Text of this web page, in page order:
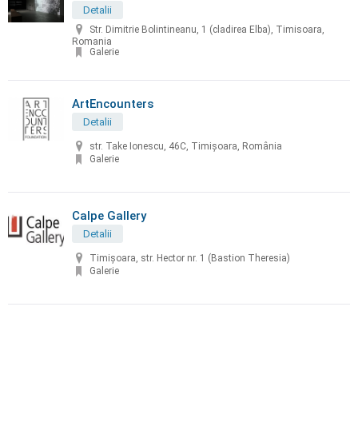
Detalii
Str. Dimitrie Bolintineanu, 1 (cladirea Elba), Timisoara,
Romania
Galerie
ArtEncounters
Detalii
str. Take Ionescu, 46C, Timișoara, România
Galerie
Calpe Gallery
Detalii
Timișoara, str. Hector nr. 1 (Bastion Theresia)
Galerie